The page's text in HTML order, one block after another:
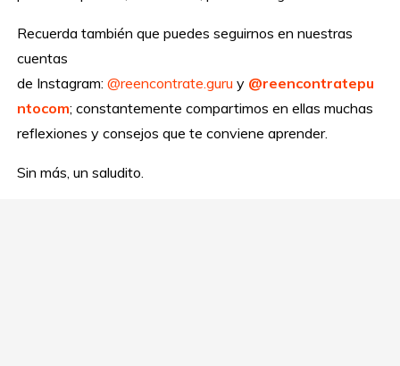
Recuerda también que puedes seguirnos en nuestras
cuentas
de Instagram:@reencontrate.guru y @reencontratepu
ntocom; constantemente compartimos en ellas muchas
reflexiones y consejos que te conviene aprender.
Sin más, un saludito.